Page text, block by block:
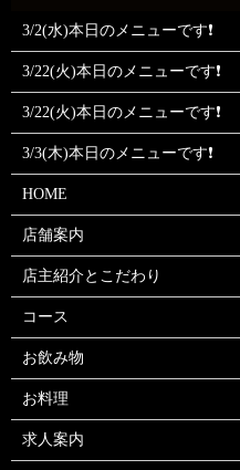
3/2(水)本日のメニューです❗
3/22(火)本日のメニューです❗
3/22(火)本日のメニューです❗
3/3(木)本日のメニューです❗
HOME
店舗案内
店主紹介とこだわり
コース
お飲み物
お料理
求人案内